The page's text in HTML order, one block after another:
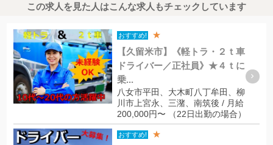
この求人を見た人はこんな求人もチェックしています
おすすめ! ★
【久留米市】《軽トラ・２ｔ車
ドライバー／正社員》★４ｔに
乗...
八女市平田、大木町八丁牟田、柳
川市上宮永、三潴、南筑後 / 月給
200,000円〜 （22日出勤の場合）
おすすめ! ★